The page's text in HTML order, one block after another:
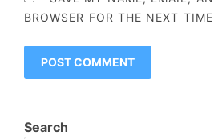
BROWSER FOR THE NEXT
Search